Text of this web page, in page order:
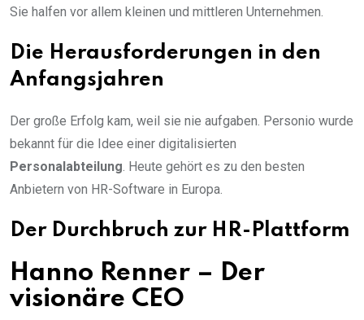
Sie halfen vor allem kleinen und mittleren Unternehmen.
Die Herausforderungen in den
Anfangsjahren
Der große Erfolg kam, weil sie nie aufgaben. Personio wurde
bekannt für die Idee einer digitalisierten
Personalabteilung. Heute gehört es zu den besten
Anbietern von HR-Software in Europa.
Der Durchbruch zur HR-Plattform
Hanno Renner – Der
visionäre CEO